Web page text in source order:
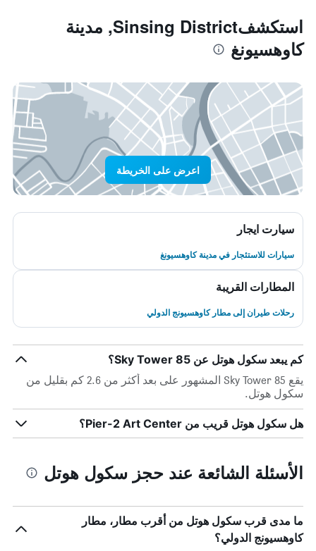
استكشفSinsing District, مدينة
كاوهسيونغ
اعرض على الخريطة
سيارت ايجار
سيارات للاستئجار في مدينة كاوهسيونغ
المطارات القريبة
رحلات طيران إلى مطار كاوهسيونج الدولي
كم يبعد سكول هوتل عن 85 Sky Tower؟
يقع 85 Sky Tower المشهور على بعد أكثر من 2.6 كم بقليل من
سكول هوتل.
هل سكول هوتل قريب من Pier-2 Art Center؟
الأسئلة الشائعة عند حجز سكول هوتل
ما مدى قرب سكول هوتل من أقرب مطار، مطار
كاوهسيونج الدولي؟